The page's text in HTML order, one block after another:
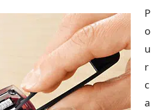
P
o
u
r
c
a